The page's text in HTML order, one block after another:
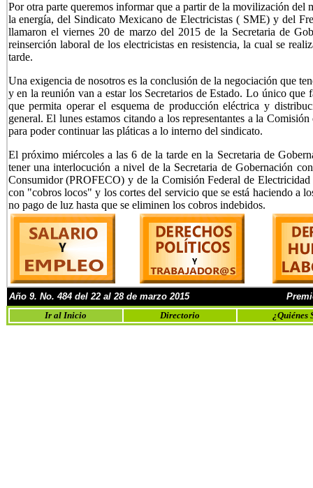
Por otra parte queremos informar que a partir de la movilización del
la energía, del Sindicato Mexicano de Electricistas ( SME) y del
llamaron el viernes 20 de marzo del 2015 de la Secretaria de
reinserción laboral de los electricistas en resistencia, la cual se
tarde.
Una exigencia de nosotros es la conclusión de la negociación que
y en la reunión van a estar los Secretarios de Estado. Lo único que
que permita operar el esquema de producción eléctrica y
general. El lunes estamos citando a los representantes a la
para poder continuar las pláticas a lo interno del sindicato.
El próximo miércoles a las 6 de la tarde en la Secretaria de
tener una interlocución a nivel de la Secretaria de Gobernación
Consumidor (PROFECO) y de la Comisión Federal de
con "cobros locos" y los cortes del servicio que se está haciendo a
no pago de luz hasta que se eliminen los cobros indebidos.
Año 9. No. 484 del 22 al 28 de marzo2015
Ir al Inicio
Directorio ¿Quiénes